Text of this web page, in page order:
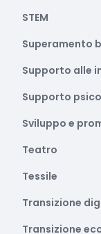
STEM
Superamento
Supporto alle
Supporto
Sviluppo e
Teatro
Tessile
Transizione
Transizione